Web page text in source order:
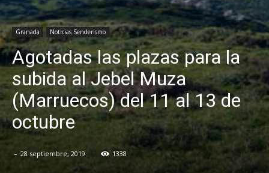
Granada Noticias Senderismo
Agotadas las plazas para la
subida al Jebel Muza
(Marruecos) del 11 al 13 de
octubre
- 28 septiembre, 2019 1338